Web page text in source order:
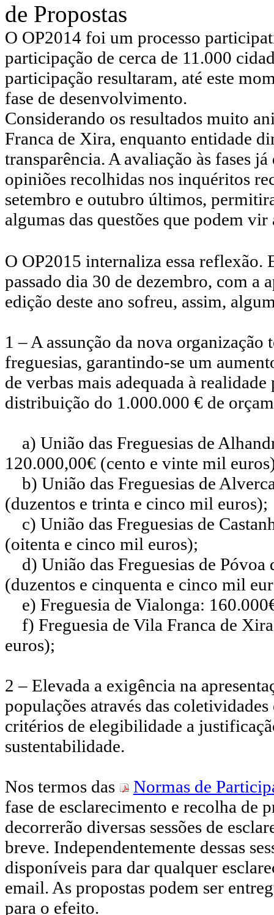
de Propostas
O OP2014 foi um processo
participação de cerca de 11.000
participação resultaram, até este
fase de desenvolvimento.
Considerando os resultados muito
Franca de Xira, enquanto entidade
transparência. A avaliação às fases
opiniões recolhidas nos inquéritos
setembro e outubro últimos,
algumas das questões que podem
O OP2015 internaliza essa reflexão.
passado dia 30 de dezembro, com a
edição deste ano sofreu, assim,
1 – A assunção da nova
freguesias, garantindo-se um
de verbas mais adequada à
distribuição do 1.000.000 € de
a) União das Freguesias de
120.000,00€ (cento e vinte mil
b) União das Freguesias de
(duzentos e trinta e cinco mil euros);
c) União das Freguesias de
(oitenta e cinco mil euros);
d) União das Freguesias de Póvoa
(duzentos e cinquenta e cinco mil
e) Freguesia de Vialonga:
f) Freguesia de Vila Franca de
euros);
2 – Elevada a exigência na
populações através das
critérios de elegibilidade a
sustentabilidade.
Nos termos das
Normas de
fase de esclarecimento e recolha de
decorrerão diversas sessões de
breve. Independentemente dessas
disponíveis para dar qualquer
email. As propostas podem ser
para o efeito.